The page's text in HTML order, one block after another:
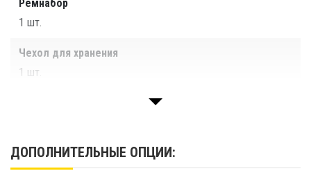
Ремнабор
1 шт.
Чехол для хранения
1 шт.
ДОПОЛНИТЕЛЬНЫЕ ОПЦИИ: